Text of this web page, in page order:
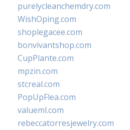
purelycleanchemdry.com
WishOping.com
shoplegacee.com
bonvivantshop.com
CupPlante.com
mpzin.com
stcreal.com
PopUpFlea.com
valueml.com
rebeccatorresjewelry.com